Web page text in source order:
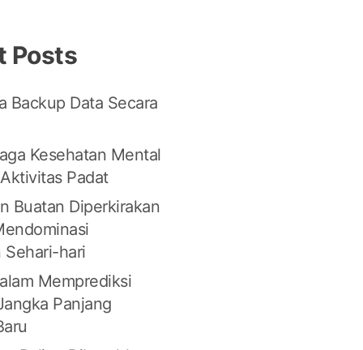
Posts
Backup Data Secara
Kesehatan Mental
Padat
Buatan Diperkirakan
Sehari-hari
Memprediksi
Panjang